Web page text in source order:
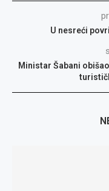
U nesreći
Ministar Šabani